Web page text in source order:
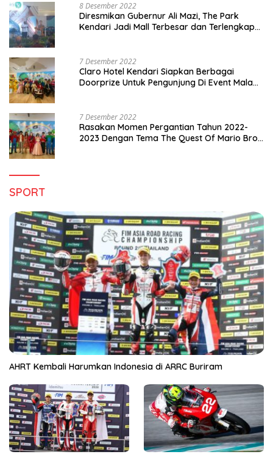
8 Desember 2022
Diresmikan Gubernur Ali Mazi, The Park
Kendari Jadi Mall Terbesar dan Terlengkap
7 Desember 2022
Claro Hotel Kendari Siapkan Berbagai
Doorprize Untuk Pengunjung Di Event Malam
7 Desember 2022
Rasakan Momen Pergantian Tahun 2022-
2023 Dengan Tema The Quest Of Mario Bros
SPORT
AHRT Kembali Harumkan Indonesia di ARRC Buriram